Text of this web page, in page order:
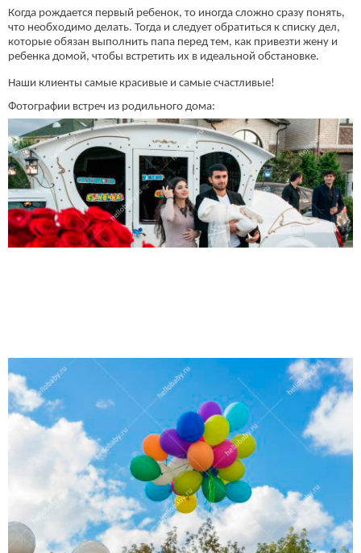
Когда рождается первый ребенок, то иногда сложно сразу понять,
что необходимо делать. Тогда и следует обратиться к списку дел,
которые обязан выполнить папа перед тем, как привезти жену и
ребенка домой, чтобы встретить их в идеальной обстановке.
Наши клиенты самые красивые и самые счастливые!
Фотографии встреч из родильного дома: